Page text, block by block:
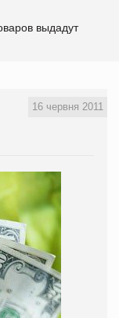
выдадут
16 червня 2011